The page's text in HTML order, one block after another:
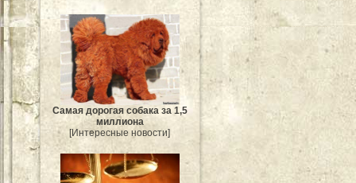
Самая дорогая собака за 1,5
миллиона
[Интересные новости]